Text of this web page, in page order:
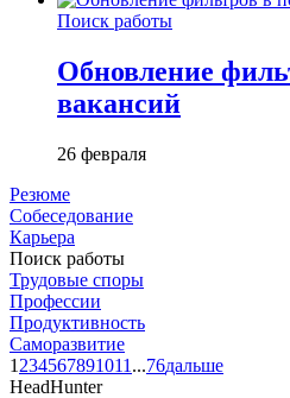
Поиск работы
Обновление
вакансий
26 февраля
Резюме
Собеседование
Карьера
Поиск работы
Трудовые споры
Профессии
Продуктивность
Саморазвитие
1 234567891011 ...76дальше
HeadHunter